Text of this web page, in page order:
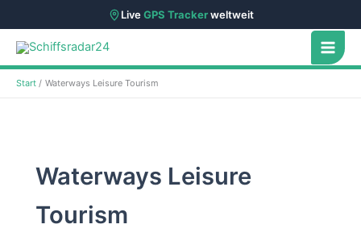
LiveGPS Trackerweltweit
Zum
Inhalt
springen
Start Waterways Leisure Tourism
Waterways Leisure
Tourism